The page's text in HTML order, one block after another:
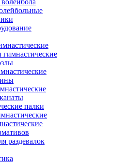
палки
раздевалок